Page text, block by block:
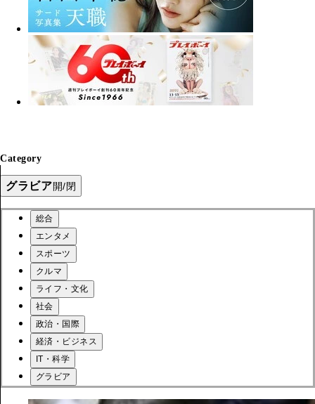
Category
グラビア開/閉
総合
エンタメ
スポーツ
クルマ
ライフ・文化
社会
政治・国際
経済・ビジネス
IT・科学
グラビア